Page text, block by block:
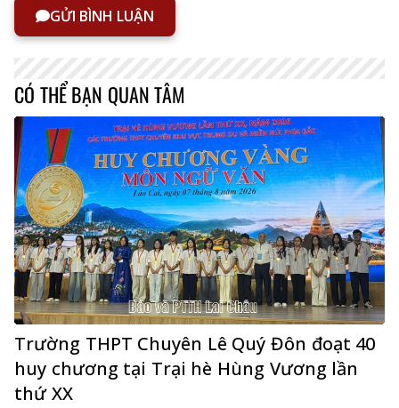
GỬI BÌNH LUẬN
CÓ THỂ BẠN QUAN TÂM
Trường THPT Chuyên Lê Quý Đôn đoạt 40
huy chương tại Trại hè Hùng Vương lần
thứ XX